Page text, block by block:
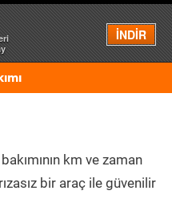
İNDİR
Menü
km ve zaman
bir araç ile güvenilir